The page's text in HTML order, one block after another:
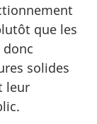
que les
donc
solides
leur